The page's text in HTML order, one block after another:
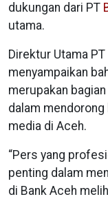
dukungan dari PT
utama.
Direktur Utama
menyampaikan
merupakan
dalam
media di Aceh.
“Pers yang
penting dalam
di Bank Aceh